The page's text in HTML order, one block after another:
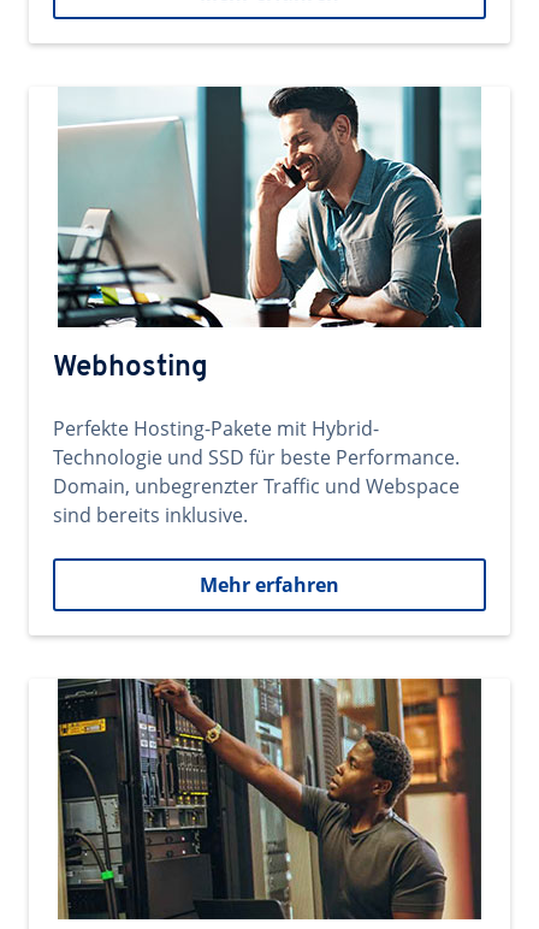
Webhosting
Perfekte Hosting-Pakete mit Hybrid-
Technologie und SSD für beste Performance.
Domain, unbegrenzter Traffic und Webspace
sind bereits inklusive.
Mehr erfahren